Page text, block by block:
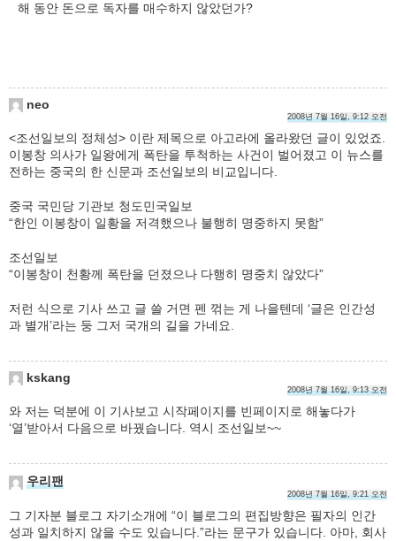
해 동안 돈으로 독자를 매수하지 않았던가?
neo
2008년 7월 16일, 9:12 오전
<조선일보의 정체성> 이란 제목으로 아고라에 올라왔던 글이 있었죠.
이봉창 의사가 일왕에게 폭탄을 투척하는 사건이 벌어졌고 이 뉴스를
전하는 중국의 한 신문과 조선일보의 비교입니다.
중국 국민당 기관보 청도민국일보
“한인 이봉창이 일황을 저격했으나 불행히 명중하지 못함”
조선일보
“이봉창이 천황께 폭탄을 던졌으나 다행히 명중치 않았다”
저런 식으로 기사 쓰고 글 쓸 거면 펜 꺾는 게 나을텐데 ‘글은 인간성
과 별개’라는 둥 그저 국개의 길을 가네요.
kskang
2008년 7월 16일, 9:13 오전
와 저는 덕분에 이 기사보고 시작페이지를 빈페이지로 해놓다가
‘열’받아서 다음으로 바꿨습니다. 역시 조선일보~~
우리팬
2008년 7월 16일, 9:21 오전
그 기자분 블로그 자기소개에 “이 블로그의 편집방향은 필자의 인간
성과 일치하지 않을 수도 있습니다.”라는 문구가 있습니다. 아마, 회사